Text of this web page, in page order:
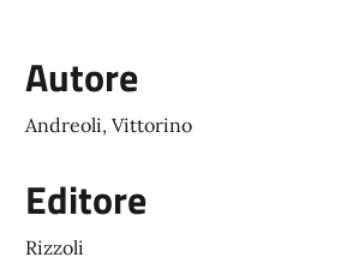
Autore
Andreoli, Vittorino
Editore
Rizzoli